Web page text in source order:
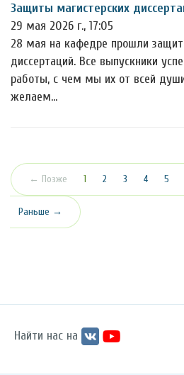
Защиты магистерских
29 мая 2026 г., 17:05
28 мая на кафедре прошли
диссертаций. Все выпускники
работы, с чем мы их от всей
желаем…
← Позже 1 (текущая)
2 3 4 5
Раньше →
Найти нас на